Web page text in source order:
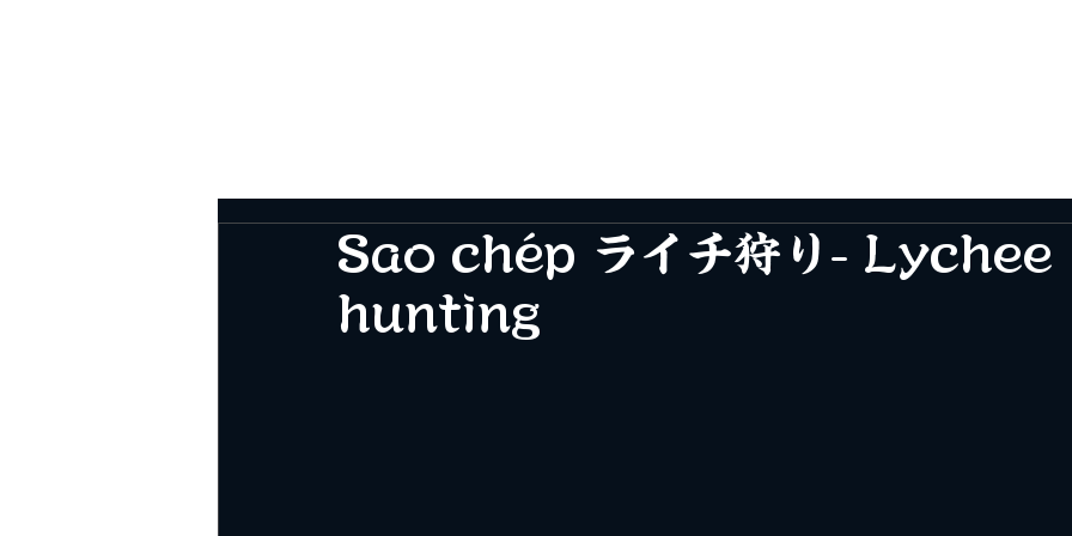
Sao chép ライチ狩り- Lychee
hunting